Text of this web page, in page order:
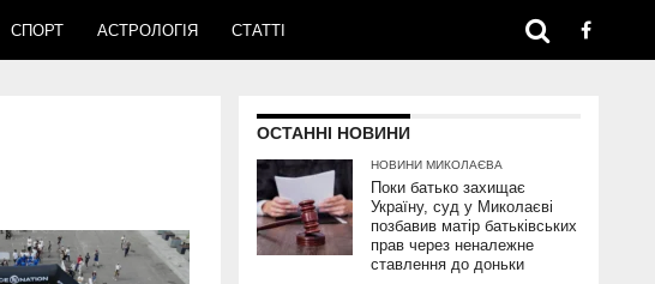
СПОРТ АСТРОЛОГІЯ СТАТТІ
ОСТАННІ НОВИНИ
НОВИНИ МИКОЛАЄВА
Поки батько захищає
Україну, суд у Миколаєві
позбавив матір батьківських
прав через неналежне
ставлення до доньки